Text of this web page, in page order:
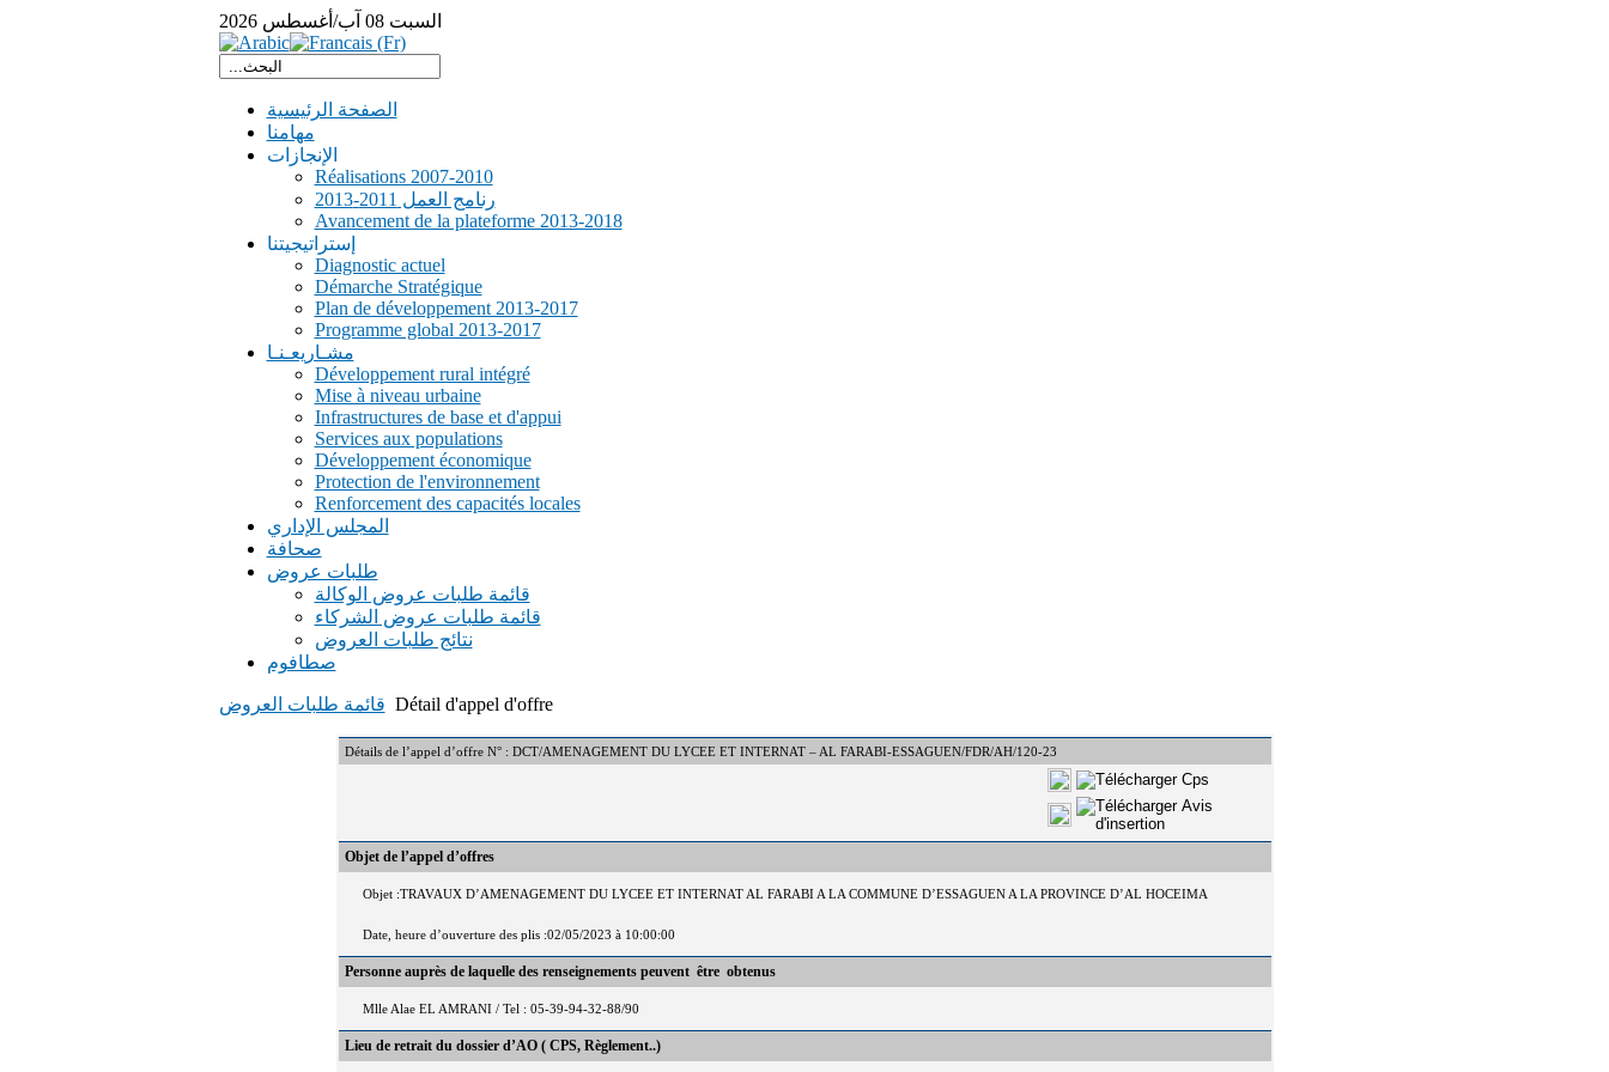
السبت 08 آب/أغسطس 2026
الصفحة الرئيسية
مهامنا
الإنجازات
Réalisations 2007-2010
رنامج العمل 2011-2013
Avancement de la plateforme 2013-2018
إستراتيجيتنا
Diagnostic actuel
Démarche Stratégique
Plan de développement 2013-2017
Programme global 2013-2017
مشـاريعـنـا
Développement rural intégré
Mise à niveau urbaine
Infrastructures de base et d'appui
Services aux populations
Développement économique
Protection de l'environnement
Renforcement des capacités locales
المجلس الإداري
صحافة
طلبات عروض
قائمة طلبات عروض الوكالة
قائمة طلبات عروض الشركاء
نتائج طلبات العروض
صطافوم
قائمة طلبات العروض Détail d'appel d'offre
Détails de l’appel d’offre N° : DCT/AMENAGEMENT DU LYCEE ET INTERNAT – AL FARABI-ESSAGUEN/FDR/AH/120-23
Objet de l’appel d’offres
Objet :TRAVAUX D’AMENAGEMENT DU LYCEE ET INTERNAT AL FARABI A LA COMMUNE D’ESSAGUEN A LA PROVINCE D’AL HOCEIMA
Date, heure d’ouverture des plis :02/05/2023 à 10:00:00
Personne auprès de laquelle des renseignements peuvent être obtenus
Mlle Alae EL AMRANI / Tel : 05-39-94-32-88/90
Lieu de retrait du dossier d’AO ( CPS, Règlement..)